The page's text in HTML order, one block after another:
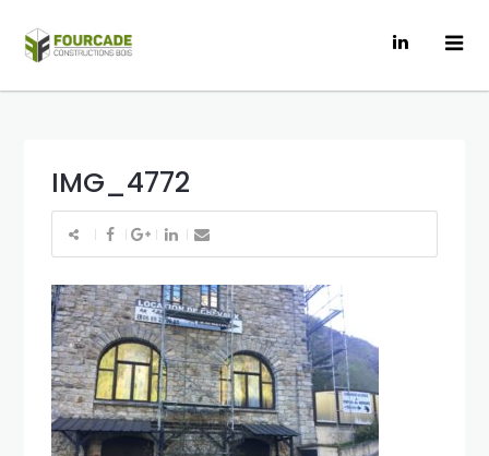
IMG_4772